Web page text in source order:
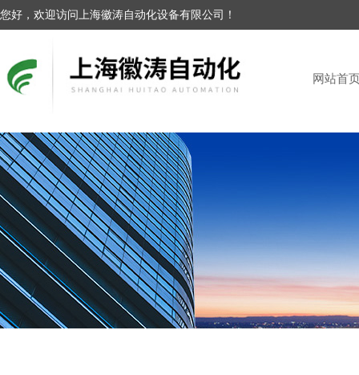
您好，欢迎访问上海徽涛自动化设备有限公司！
网站首